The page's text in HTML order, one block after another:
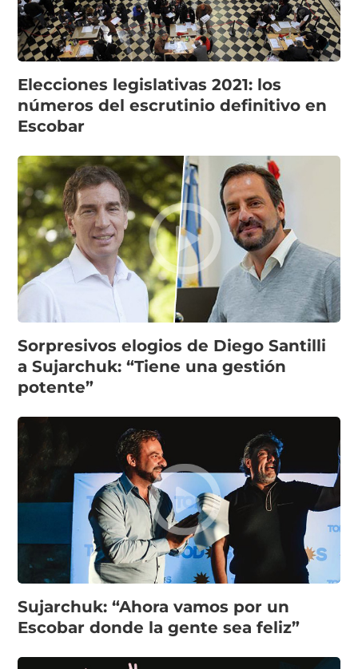
Elecciones legislativas 2021: los
números del escrutinio definitivo en
Escobar
Sorpresivos elogios de Diego Santilli
a Sujarchuk: “Tiene una gestión
potente”
Sujarchuk: “Ahora vamos por un
Escobar donde la gente sea feliz”